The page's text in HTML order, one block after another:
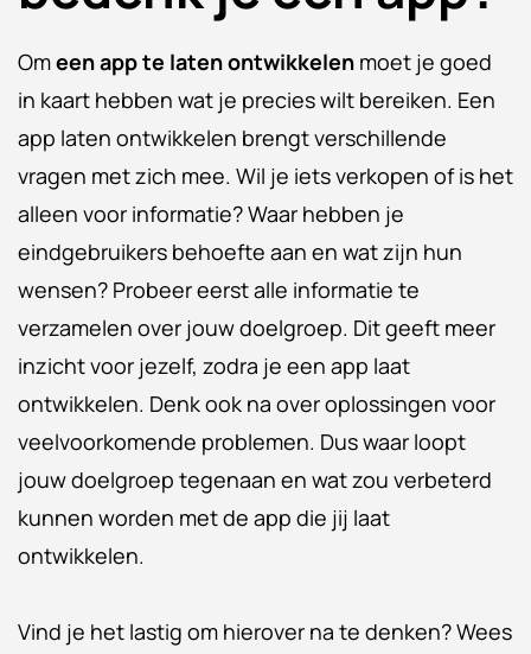
Omeen app te laten ontwikkelen moet je goed
in kaart hebben wat je precies wilt bereiken. Een
app laten ontwikkelen brengt verschillende
vragen met zich mee. Wil je iets verkopen of is het
alleen voor informatie? Waar hebben je
eindgebruikers behoefte aan en wat zijn hun
wensen? Probeer eerst alle informatie te
verzamelen over jouw doelgroep. Dit geeft meer
inzicht voor jezelf, zodra je een app laat
ontwikkelen. Denk ook na over oplossingen voor
veelvoorkomende problemen. Dus waar loopt
jouw doelgroep tegenaan en wat zou verbeterd
kunnen worden met de app die jij laat
ontwikkelen.
Vind je het lastig om hierover na te denken? Wees